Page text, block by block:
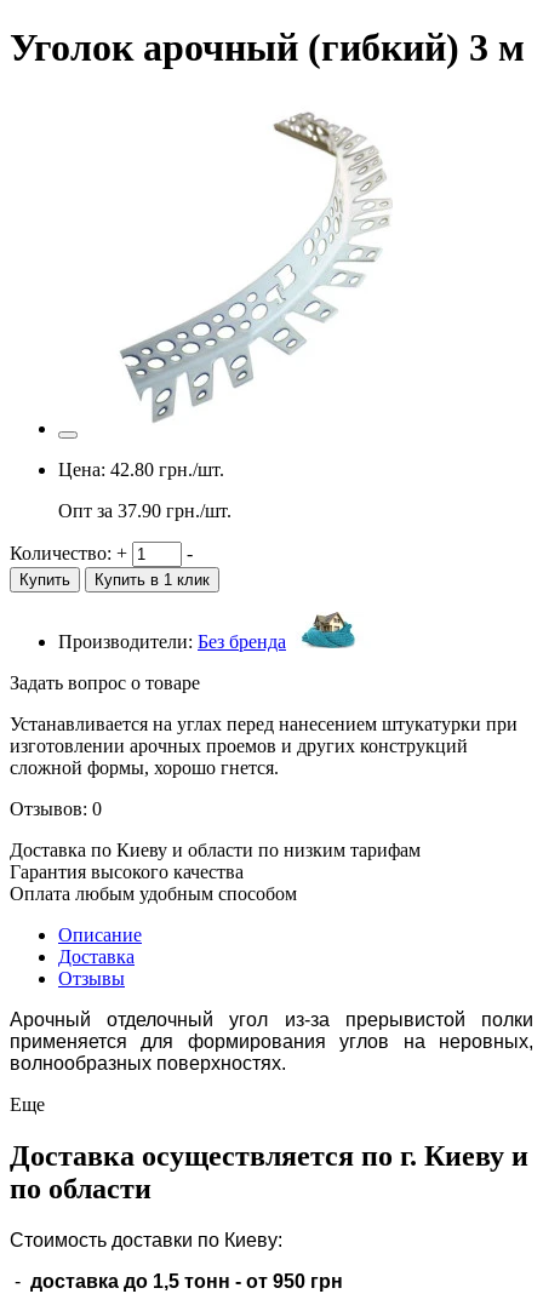
Уголок арочный (гибкий) 3 м
Цена: 42.80 грн./шт.
Опт за 37.90 грн./шт.
Количество: + -
Купить Купить в 1 клик
Производители: Без бренда
Задать вопрос о товаре
Устанавливается на углах перед нанесением штукатурки при
изготовлении арочных проемов и других конструкций
сложной формы, хорошо гнется.
Отзывов: 0
Доставка по Киеву и области по низким тарифам
Гарантия высокого качества
Оплата любым удобным способом
Описание
Доставка
Отзывы
Арочный отделочный угол из-за прерывистой полки
применяется для формирования углов на неровных,
волнообразных поверхностях.
Еще
Доставка осуществляется по г. Киеву и
по области
Стоимость доставки по Киеву:
- доставка до 1,5 тонн - от 950 грн